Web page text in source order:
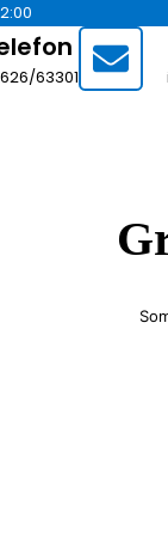
63301